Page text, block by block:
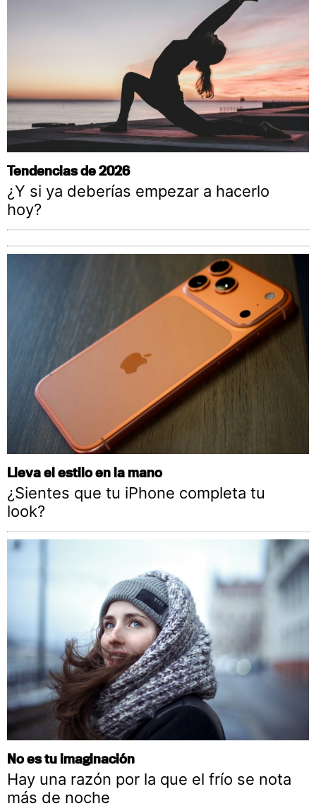
Tendencias de 2026
¿Y si ya deberías empezar a hacerlo
hoy?
Lleva el estilo en la mano
¿Sientes que tu iPhone completa tu
look?
No es tu imaginación
Hay una razón por la que el frío se nota
más de noche